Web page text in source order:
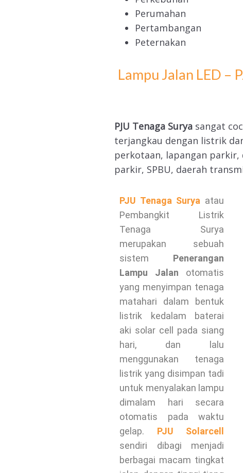
Perumahan
Pertambangan
Peternakan
Lampu Jalan LED –
PJU Tenaga Surya sangat
terjangkau dengan listrik
perkotaan, lapangan parkir,
parkir, SPBU, daerah
PJU Tenaga Surya atau
Pembangkit Listrik
Tenaga Surya
merupakan sebuah
sistem Penerangan
Lampu Jalan otomatis
yang menyimpan tenaga
matahari dalam bentuk
listrik kedalam baterai
aki solar cell pada siang
hari, dan lalu
menggunakan tenaga
listrik yang disimpan tadi
untuk menyalakan lampu
dimalam hari secara
otomatis pada waktu
gelap. PJU Solarcell
sendiri dibagi menjadi
berbagai macam tingkat